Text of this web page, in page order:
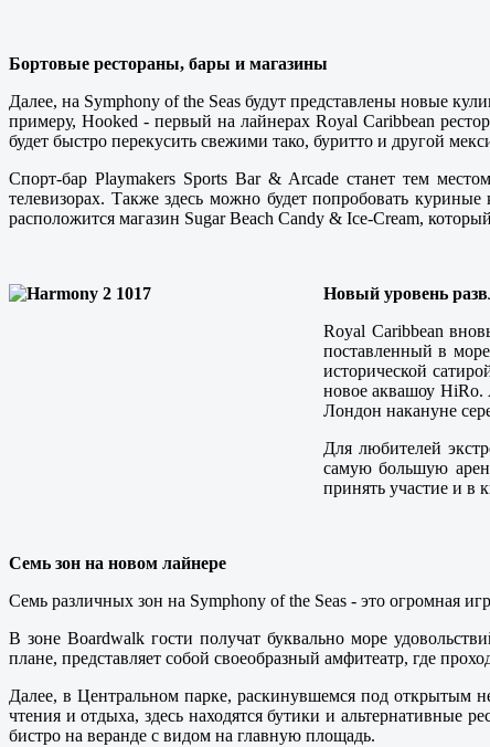
Бортовые рестораны, бары и магазины
Далее, на Symphony of the Seas будут представлены новые
примеру, Hooked - первый на лайнерах Royal Caribbean
будет быстро перекусить свежими тако, буритто и другой
Спорт-бар Playmakers Sports Bar & Arcade станет тем
телевизорах. Также здесь можно будет попробовать
расположится магазин Sugar Beach Candy & Ice-Cream,
Новый уровень
Royal Caribbean
поставленный в
исторической
новое аквашоу HiRo.
Лондон накануне
Для любителей
самую большую
принять участие и в
Семь зон на новом лайнере
Семь различных зон на Symphony of the Seas - это огромная
В зоне Boardwalk гости получат буквально море
плане, представляет собой своеобразный амфитеатр, где
Далее, в Центральном парке, раскинувшемся под открытым
чтения и отдыха, здесь находятся бутики и
бистро на веранде с видом на главную площадь.